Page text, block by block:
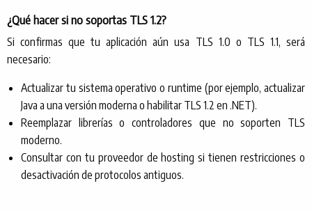
¿Qué hacer si no soportas TLS 1.2?
Si confirmas que tu aplicación aún usa TLS 1.0 o TLS 1.1, será
necesario:
Actualizar tu sistema operativo o runtime (por ejemplo, actualizar
Java a una versión moderna o habilitar TLS 1.2 en .NET).
Reemplazar librerías o controladores que no soporten TLS
moderno.
Consultar con tu proveedor de hosting si tienen restricciones o
desactivación de protocolos antiguos.